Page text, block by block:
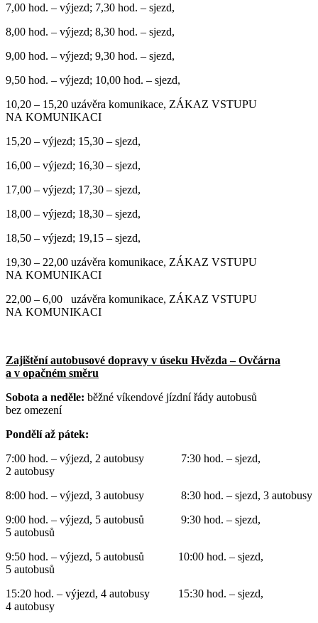
7,00 hod. – výjezd; 7,30 hod. – sjezd,
8,00 hod. – výjezd; 8,30 hod. – sjezd,
9,00 hod. – výjezd; 9,30 hod. – sjezd,
9,50 hod. – výjezd; 10,00 hod. – sjezd,
10,20 – 15,20 uzávěra komunikace, ZÁKAZ VSTUPU
NA KOMUNIKACI
15,20 – výjezd; 15,30 – sjezd,
16,00 – výjezd; 16,30 – sjezd,
17,00 – výjezd; 17,30 – sjezd,
18,00 – výjezd; 18,30 – sjezd,
18,50 – výjezd; 19,15 – sjezd,
19,30 – 22,00 uzávěra komunikace, ZÁKAZ VSTUPU
NA KOMUNIKACI
22,00 – 6,00 uzávěra komunikace, ZÁKAZ VSTUPU
NA KOMUNIKACI
Zajištění autobusové dopravy v úseku Hvězda – Ovčárna
a v opačném směru
Sobota a neděle: běžné víkendové jízdní řády autobusů
bez omezení
Pondělí až pátek:
7:00 hod. – výjezd, 2 autobusy 7:30 hod. – sjezd,
2 autobusy
8:00 hod. – výjezd, 3 autobusy 8:30 hod. – sjezd, 3 autobusy
9:00 hod. – výjezd, 5 autobusů 9:30 hod. – sjezd,
5 autobusů
9:50 hod. – výjezd, 5 autobusů 10:00 hod. – sjezd,
5 autobusů
15:20 hod. – výjezd, 4 autobusy 15:30 hod. – sjezd,
4 autobusy